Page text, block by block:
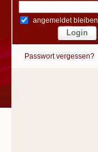
angemeldet bleiben
Passwort vergessen?